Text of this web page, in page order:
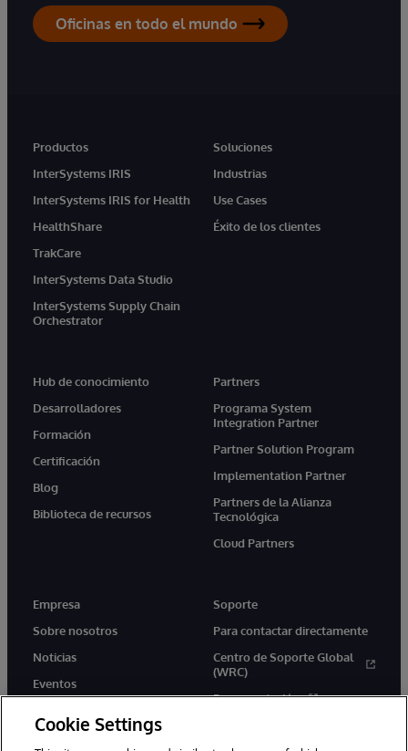
Oficinas en todo el mundo
Productos
InterSystems IRIS
InterSystems IRIS for Health
HealthShare
TrakCare
InterSystems Data Studio
InterSystems Supply Chain
Orchestrator
Soluciones
Industrias
Use Cases
Éxito de los clientes
Hub de conocimiento
Desarrolladores
Formación
Certificación
Blog
Biblioteca de recursos
Partners
Programa System
Integration Partner
Partner Solution Program
Implementation Partner
Partners de la Alianza
Tecnológica
Cloud Partners
Empresa
Sobre nosotros
Noticias
Eventos
Soporte
Para contactar directamente
Centro de Soporte Global
(WRC)
Documentación
Cookie Settings